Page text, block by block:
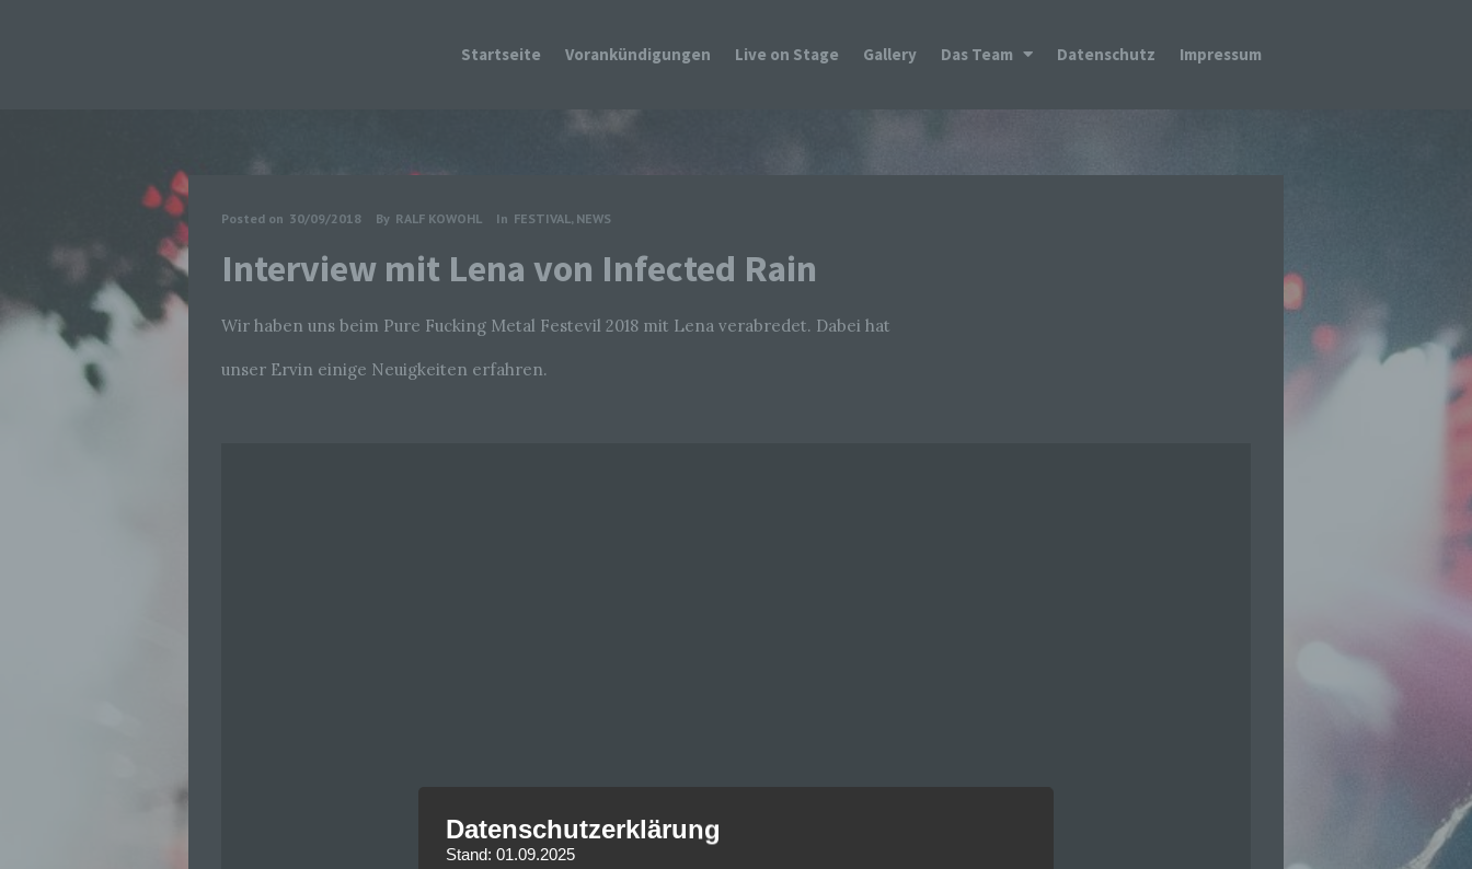
Startseite Vorankündigungen Live on Stage Gallery Das Team Datenschutz Impressum
Posted on 30/09/2018 By RALF KOWOHL In FESTIVAL, NEWS
Interview mit Lena von Infected Rain
Wir haben uns beim Pure Fucking Metal Festevil 2018 mit Lena verabredet. Dabei hat
unser Ervin einige Neuigkeiten erfahren.
Datenschutzerklärung
Stand: 01.09.2025